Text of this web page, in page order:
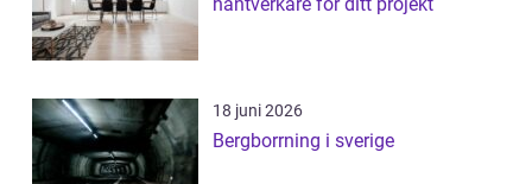
18 juni 2026
Bergborrning i sverige